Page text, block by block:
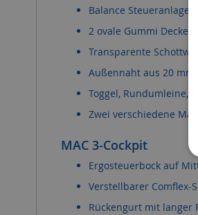
Balance Steueranlage
2 ovale Gummi Deckel
Transparente
Außennaht aus 20 mm
Toggel, Rundumleine,
Zwei verschiedene
MAC 3-Cockpit
Ergosteuerbock auf
Verstellbarer Comflex-
Rückengurt mit langer